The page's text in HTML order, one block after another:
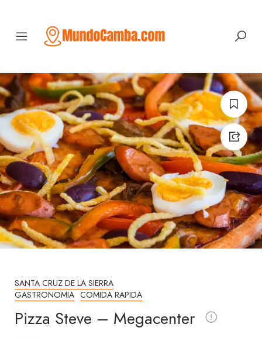
SANTA CRUZ DE LA SIERRA
GASTRONOMIA COMIDA RAPIDA
Pizza Steve – Megacenter